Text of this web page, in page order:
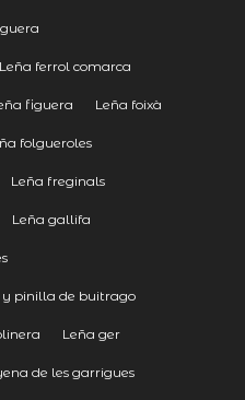
Leña ferrol comarca
figuera Leña foixà
folgueroles
Leña freginals
Leña gallifa
pinilla de buitrago
Leña ger
de les garrigues